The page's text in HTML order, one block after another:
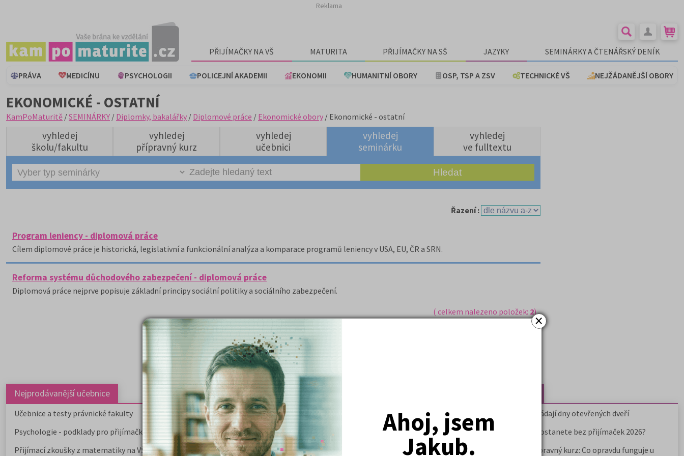
×
Ahoj, jsem
Jakub.
Reklama
PŘIJÍMAČKY NA VŠ MATURITA PŘIJÍMAČKY NA SŠ JAZYKY SEMINÁRKY A ČTENÁŘSKÝ DENÍK
PRÁVA MEDICÍNU PSYCHOLOGII POLICEJNÍ AKADEMII EKONOMII HUMANITNÍ OBORY OSP, TSP A ZSV TECHNICKÉ VŠ NEJŽÁDANĚJŠÍ OBORY
EKONOMICKÉ - OSTATNÍ
KamPoMaturitě /SEMINÁRKY / Diplomky, bakalářky / Diplomové práce / Ekonomické obory / Ekonomické - ostatní
vyhledej
školu/fakultu
vyhledej
přípravný kurz
vyhledej
učebnici
vyhledej
seminárku
vyhledej
ve fulltextu
Řazení :
Program leniency - diplomová práce
Cílem diplomové práce je historická, legislativní a funkcionální analýza a komparace programů leniency v USA, EU, ČR a SRN.
Reforma systému důchodového zabezpečení - diplomová práce
Diplomová práce nejprve popisuje základní principy sociální politiky a sociálního zabezpečení.
( celkem nalezeno položek: 2)
Nejprodávanější učebnice
Učebnice a testy právnické fakulty
Psychologie - podklady pro přijímačky
Přijímací zkoušky z matematiky na VŠE Praha
Nejžádanější kurzy
Právnické fakulty
Psychologie
Lékařské fakulty, farmacie
Kdy vysoké školy pořádají dny otevřených dveří
Na které fakulty se dostanete bez přijímaček 2026?
Samostudium vs. přípravný kurz: Co opravdu funguje u